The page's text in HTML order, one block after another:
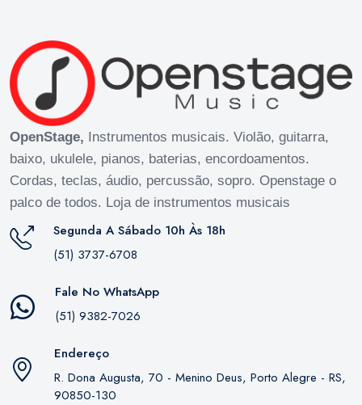
OpenStage, Instrumentos musicais. Violão, guitarra,
baixo, ukulele, pianos, baterias, encordoamentos.
Cordas, teclas, áudio, percussão, sopro. Openstage o
palco de todos. Loja de instrumentos musicais
Segunda A Sábado 10h Às 18h
(51) 3737-6708
Fale No WhatsApp
(51) 9382-7026
Endereço
R. Dona Augusta, 70 - Menino Deus, Porto Alegre - RS,
90850-130